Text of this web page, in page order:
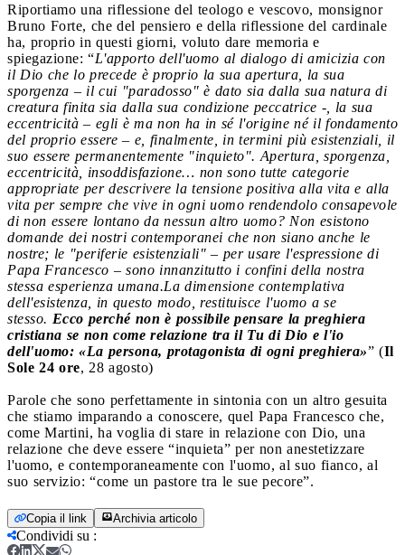
Riportiamo una riflessione del teologo e vescovo, monsignor
Bruno Forte, che del pensiero e della riflessione del cardinale
ha, proprio in questi giorni, voluto dare memoria e
spiegazione: “L'apporto dell'uomo al dialogo di amicizia con
il Dio che lo precede è proprio la sua apertura, la sua
sporgenza – il cui "paradosso" è dato sia dalla sua natura di
creatura finita sia dalla sua condizione peccatrice -, la sua
eccentricità – egli è ma non ha in sé l'origine né il fondamento
del proprio essere – e, finalmente, in termini più esistenziali, il
suo essere permanentemente "inquieto". Apertura, sporgenza,
eccentricità, insoddisfazione… non sono tutte categorie
appropriate per descrivere la tensione positiva alla vita e alla
vita per sempre che vive in ogni uomo rendendolo consapevole
di non essere lontano da nessun altro uomo? Non esistono
domande dei nostri contemporanei che non siano anche le
nostre; le "periferie esistenziali" – per usare l'espressione di
Papa Francesco – sono innanzitutto i confini della nostra
stessa esperienza umana.La dimensione contemplativa
dell'esistenza, in questo modo, restituisce l'uomo a se
stesso. Ecco perché non è possibile pensare la preghiera
cristiana se non come relazione tra il Tu di Dio e l'io
dell'uomo: «La persona, protagonista di ogni preghiera»” (Il
Sole 24 ore, 28 agosto)
Parole che sono perfettamente in sintonia con un altro gesuita
che stiamo imparando a conoscere, quel Papa Francesco che,
come Martini, ha voglia di stare in relazione con Dio, una
relazione che deve essere “inquieta” per non anestetizzare
l'uomo, e contemporaneamente con l'uomo, al suo fianco, al
suo servizio: “come un pastore tra le sue pecore”.
Copia il link Archivia articolo
Condividi su :